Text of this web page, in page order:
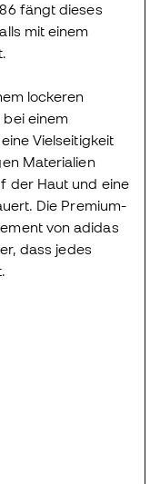
fängt dieses
mit einem
lockeren
einem
Vielseitigkeit
Materialien
der Haut und eine
Die Premium-
von adidas
dass jedes